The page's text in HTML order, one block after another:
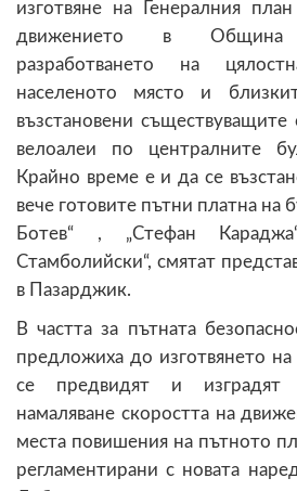
изготвяне на Генералния
движението в
разработването на
населеното място и
възстановени
велоалеи по централните
Крайно време е и да се
вече готовите пътни платна на
Ботев“ , „Стефан
Стамболийски“, смятат
в Пазарджик.
В частта за пътната
предложиха до изготвянето на
се предвидят и изградят
намаляване скоростта на
места повишения на пътното
регламентирани с новата